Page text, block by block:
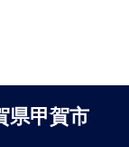
県甲賀市